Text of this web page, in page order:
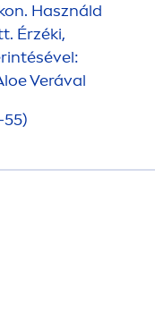
Használd
Érzéki,
Verával